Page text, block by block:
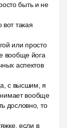
быть и не
такая
или просто
вообще йога
аспектов
с высшим, я
вообще
дословно, то
если в